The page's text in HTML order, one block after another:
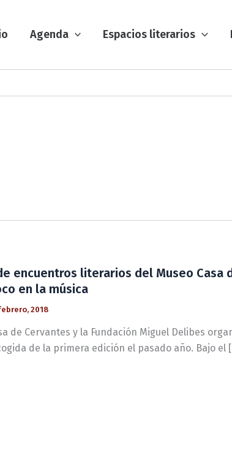
Agenda Espacios literarios
encuentros literarios del Museo Casa
en la música
2018
de Cervantes y la Fundación Miguel Delibes
de la primera edición el pasado año. Bajo el